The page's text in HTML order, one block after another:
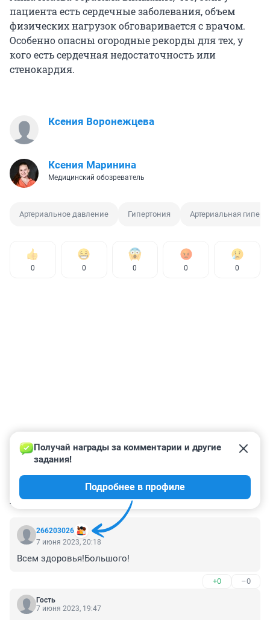
пациента есть сердечные заболевания, объем
физических нагрузок обговаривается с врачом.
Особенно опасны огородные рекорды для тех, у
кого есть сердечная недостаточность или
стенокардия.
Ксения Воронежцева
Ксения Маринина
Медицинский обозреватель
Артериальное давление Гипертония Артериальная
0 0 0 0 0
КОММЕНТАРИИ 23
266203026
Получай награды за комментарии и другие
задания!
Подробнее в профиле
7 июня 2023, 20:18
Всем здоровья!Большого!
+0 –0
Гость
7 июня 2023, 19:47